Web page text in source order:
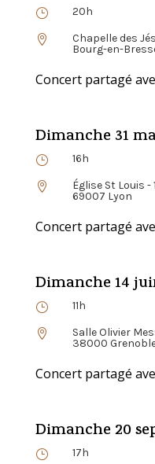
} 20h

Chapelle des
Bourg-en-
Concert partagé
Dimanche 31
} 16h

Église St Louis -
69007 Lyon
Concert partagé
Dimanche 14
} 11h

Salle Olivier
38000
Concert partagé
Dimanche 20
} 17h